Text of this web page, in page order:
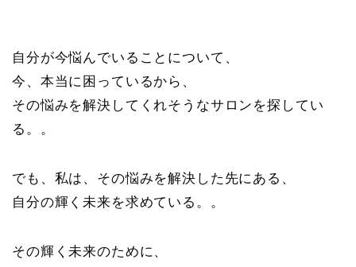
自分が今悩んでいることについて、
今、本当に困っているから、
その悩みを解決してくれそうなサロンを探してい
る。。
でも、私は、その悩みを解決した先にある、
自分の輝く未来を求めている。。
その輝く未来のために、